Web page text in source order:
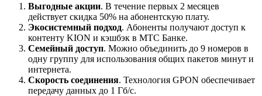
Выгодные акции. В течение первых 2 месяцев
действует скидка 50% на абонентскую плату.
Экосистемный подход. Абоненты получают доступ к
контенту KION и кэшбэк в МТС Банке.
Семейный доступ. Можно объединить до 9 номеров в
одну группу для использования общих пакетов минут и
интернета.
Скорость соединения. Технология GPON обеспечивает
передачу данных до 1 Гб/с.